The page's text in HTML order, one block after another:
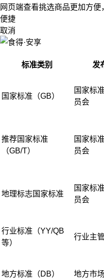
网页端查看挑选商品更加方
便捷
取消
标准类别 发
国家标准（GB）
国家标
员会
推荐国家标准
（GB/T）
国家标
员会
地理标志国家标准
国家标
员会
行业标准（YY/QB
等）
行业主
地方标准（DB） 地方市